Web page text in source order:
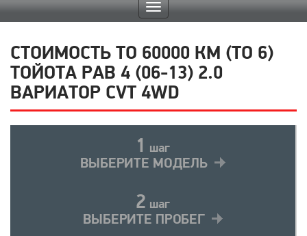
Toggle
navigation
СТОИМОСТЬ ТО 60000 КМ (ТО 6)
ТОЙОТА РАВ 4 (06-13) 2.0
ВАРИАТОР CVT 4WD
1 шаг
ВЫБЕРИТЕ МОДЕЛЬ
2 шаг
ВЫБЕРИТЕ ПРОБЕГ